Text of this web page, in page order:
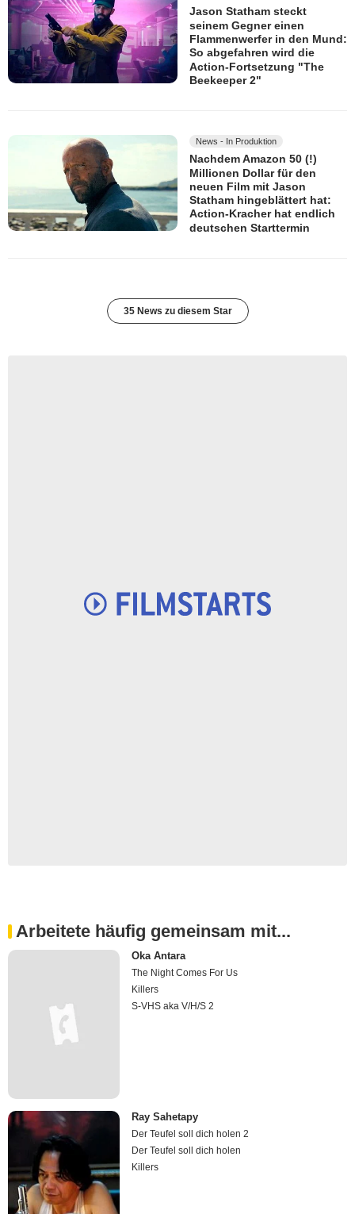
Jason Statham steckt
seinem Gegner einen
Flammenwerfer in den Mund:
So abgefahren wird die
Action-Fortsetzung "The
Beekeeper 2"
News - In Produktion
Nachdem Amazon 50 (!)
Millionen Dollar für den
neuen Film mit Jason
Statham hingeblättert hat:
Action-Kracher hat endlich
deutschen Starttermin
35 News zu diesem Star
Arbeitete häufig gemeinsam mit...
Oka Antara
The Night Comes For Us
Killers
S-VHS aka V/H/S 2
Ray Sahetapy
Der Teufel soll dich holen 2
Der Teufel soll dich holen
Killers